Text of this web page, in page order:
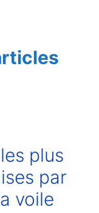
plus
par
voile